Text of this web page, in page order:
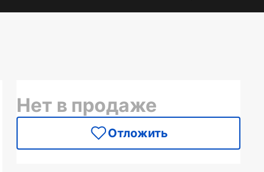
Нет в продаже
Отложить